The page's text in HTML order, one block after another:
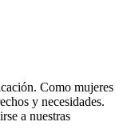
Como mujeres
y necesidades.
a nuestras